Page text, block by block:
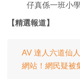
仔真係一班小
【精選報道】
AV 達人六道仙
網站！網民疑被